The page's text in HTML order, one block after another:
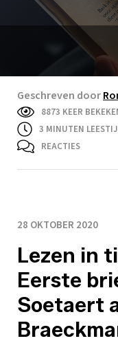
Geschreven door
8873 KEER
3 MINUTEN
REACTIES
28 OKTOBER 2020
Lezen in
Eerste
Soetaert